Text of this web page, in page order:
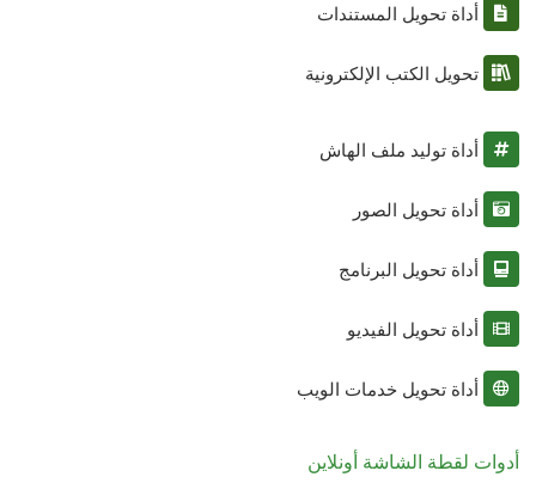
أداة تحويل المستندات
تحويل الكتب الإلكترونية
أداة توليد ملف الهاش
أداة تحويل الصور
أداة تحويل البرنامج
أداة تحويل الفيديو
أداة تحويل خدمات الويب
أدوات لقطة الشاشة أونلاين